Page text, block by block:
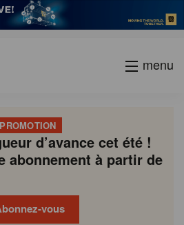
menu
PROMOTION
d’avance cet été !
abonnement à partir de
vous